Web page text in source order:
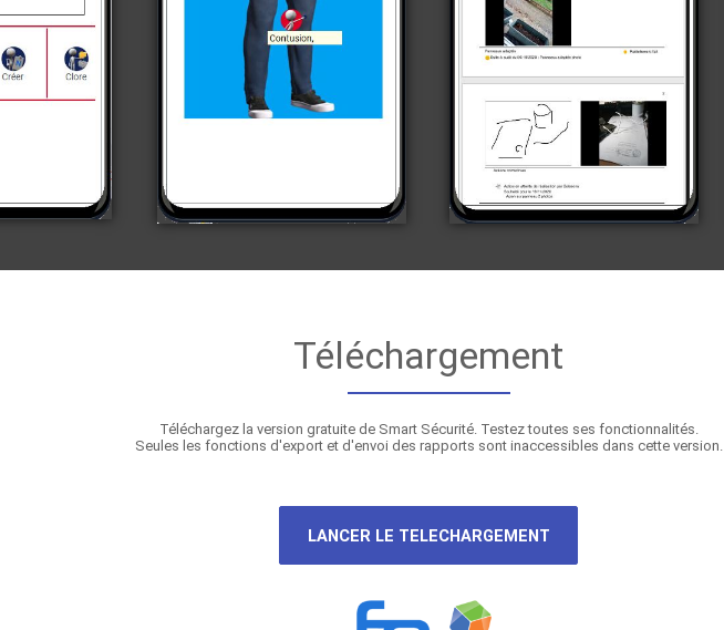
Téléchargement
Téléchargez la version gratuite de Smart Sécurité. Testez toutes ses fonctionnalités.
Seules les fonctions d'export et d'envoi des rapports sont inaccessibles dans cette version.
LANCER LE TELECHARGEMENT